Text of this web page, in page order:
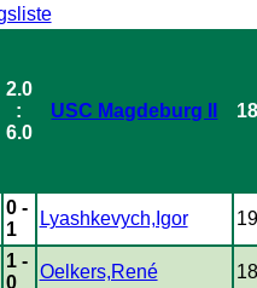
2.0
:
6.0
USC Magdeburg II
0 -
1
Lyashkevych,Igor
1 -
0
Oelkers,René